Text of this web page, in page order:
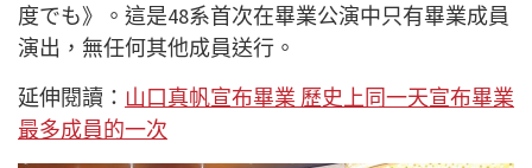
度でも》。這是48系首次在畢業公演中只有畢業成員
演出，無任何其他成員送行。
延伸閱讀： 山口真帆宣布畢業 歷史上同一天宣布畢業
最多成員的一次